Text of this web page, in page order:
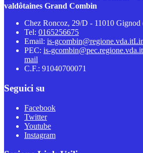
valdôtaines Grand Combin
Chez Roncoz, 29/D - 11010 Gignod
Tel: 0165256675
Email: is-gcombin@regione.vda.it
PEC: is-gcombin@pec.regione.vda.it
mail
C.F.: 91040700071
Seguici su
Facebook
Twitter
Youtube
Instagram